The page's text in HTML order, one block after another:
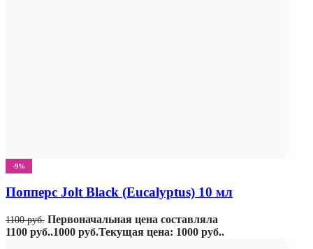
-9%
Попперс Jolt Black (Eucalyptus) 10 мл
1100руб. Первоначальная цена составляла
1100 руб..1000 руб.Текущая цена: 1000 руб..